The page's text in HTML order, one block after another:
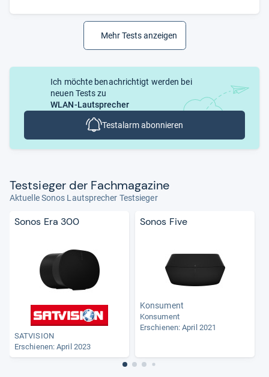
Mehr Tests anzeigen
Ich möchte benachrichtigt werden bei
neuen Tests zu
WLAN-Lautsprecher
Testalarm abonnieren
Test­sie­ger der Fach­ma­ga­zine
Aktuelle Sonos Lautsprecher Testsieger
Sonos Era 300
SATVISION
Erschienen: April 2023
Sonos Five
Konsument
Konsument
Erschienen: April 2021